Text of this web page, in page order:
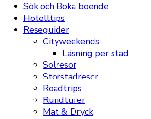
Sök och Boka boende
Hotelltips
Reseguider
Cityweekends
Läsning per stad
Solresor
Storstadresor
Roadtrips
Rundturer
Mat & Dryck